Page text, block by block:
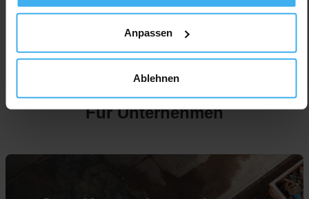
Anpassen
Ablehnen
Für Unternehmen